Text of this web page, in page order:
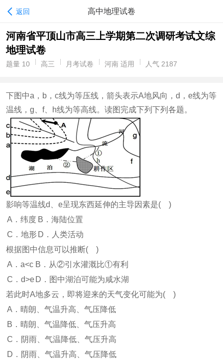
返回 高中地理试卷
河南省平顶山市高三上学期第二次调研考试文综
地理试卷
题量 10 高三 月考试卷 河南 适用 人气 2187
下图中a，b，c线为等压线，箭头表示A地风向，d，e线为等
温线，g、f、h线为等高线。读图完成下列下列各题。
影响等温线d、e呈现东西延伸的主导因素是( )
A．纬度 B．海陆位置
C．地形 D．人类活动
根据图中信息可以推断( )
A．a<c B．从②引水灌溉比①有利
C．d>e D．图中湖泊可能为咸水湖
若此时A地多云，即将迎来的天气变化可能为( )
A．晴朗、气温升高、气压降低
B．晴朗、气温降低、气压升高
C．阴雨、气温降低、气压升高
D．阴雨、气温升高、气压降低